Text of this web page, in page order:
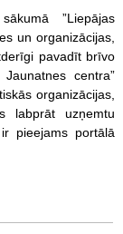
”Liepājas
un organizācijas,
pavadīt brīvo
centra”
organizācijas,
labprāt uzņemtu
pieejams portālā